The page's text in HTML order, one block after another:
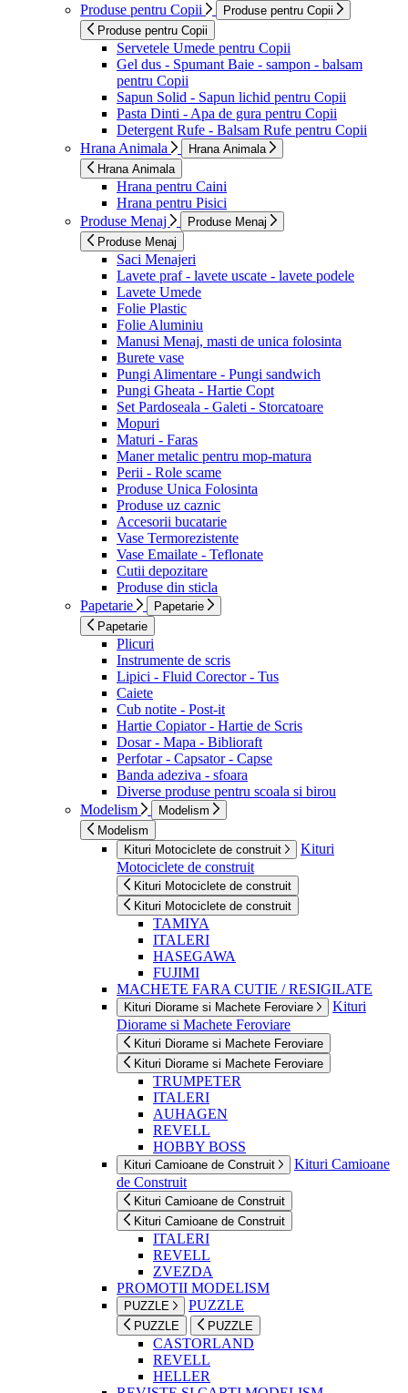
Produse pentru Copii
Produse pentru Copii
Produse pentru Copii
Servetele Umede pentru Copii
Gel dus - Spumant Baie - sampon - balsam
pentru Copii
Sapun Solid - Sapun lichid pentru Copii
Pasta Dinti - Apa de gura pentru Copii
Detergent Rufe - Balsam Rufe pentru Copii
Hrana Animala
Hrana Animala
Hrana Animala
Hrana pentru Caini
Hrana pentru Pisici
Produse Menaj
Produse Menaj
Produse Menaj
Saci Menajeri
Lavete praf - lavete uscate - lavete podele
Lavete Umede
Folie Plastic
Folie Aluminiu
Manusi Menaj, masti de unica folosinta
Burete vase
Pungi Alimentare - Pungi sandwich
Pungi Gheata - Hartie Copt
Set Pardoseala - Galeti - Storcatoare
Mopuri
Maturi - Faras
Maner metalic pentru mop-matura
Perii - Role scame
Produse Unica Folosinta
Produse uz caznic
Accesorii bucatarie
Vase Termorezistente
Vase Emailate - Teflonate
Cutii depozitare
Produse din sticla
Papetarie
Papetarie
Papetarie
Plicuri
Instrumente de scris
Lipici - Fluid Corector - Tus
Caiete
Cub notite - Post-it
Hartie Copiator - Hartie de Scris
Dosar - Mapa - Biblioraft
Perfotar - Capsator - Capse
Banda adeziva - sfoara
Diverse produse pentru scoala si birou
Modelism
Modelism
Modelism
Kituri Motociclete de construit
Kituri
Motociclete de construit
Kituri Motociclete de construit
Kituri Motociclete de construit
TAMIYA
ITALERI
HASEGAWA
FUJIMI
MACHETE FARA CUTIE / RESIGILATE
Kituri Diorame si Machete Feroviare
Kituri
Diorame si Machete Feroviare
Kituri Diorame si Machete Feroviare
Kituri Diorame si Machete Feroviare
TRUMPETER
ITALERI
AUHAGEN
REVELL
HOBBY BOSS
Kituri Camioane de Construit
Kituri Camioane
de Construit
Kituri Camioane de Construit
Kituri Camioane de Construit
ITALERI
REVELL
ZVEZDA
PROMOTII MODELISM
PUZZLE PUZZLE
PUZZLE PUZZLE
CASTORLAND
REVELL
HELLER